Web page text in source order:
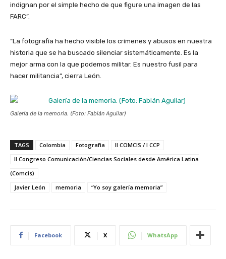
indignan por el simple hecho de que figure una imagen de las
FARC”.
“La fotografía ha hecho visible los crímenes y abusos en nuestra
historia que se ha buscado silenciar sistemáticamente. Es la
mejor arma con la que podemos militar. Es nuestro fusil para
hacer militancia”, cierra León.
Galería de la memoria. (Foto: Fabián Aguilar)
TAGS Colombia Fotografìa
II COMCIS / I CCP
II Congreso Comunicación/Ciencias Sociales desde América Latina
(Comcis)
Javier León
memoria “Yo soy galería memoria”
Facebook X WhatsApp